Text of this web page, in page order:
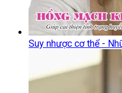
Suy nhược cơ thể -